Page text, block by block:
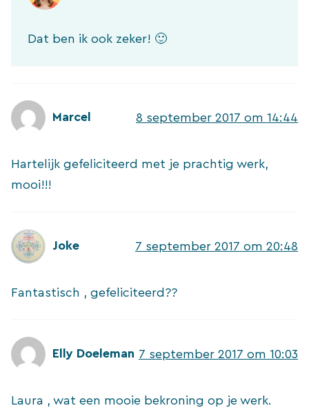
Dat ben ik ook zeker! 🙂
Marcel 8 september 2017 om 14:44
Hartelijk gefeliciteerd met je prachtig werk,
mooi!!!
Joke 7 september 2017 om 20:48
Fantastisch , gefeliciteerd??
Elly Doeleman 7 september 2017 om 10:03
Laura , wat een mooie bekroning op je werk.